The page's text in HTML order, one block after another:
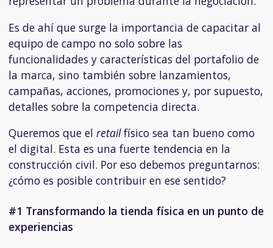
Es de ahí que surge la importancia de capacitar al
equipo de campo no solo sobre las
funcionalidades y características del portafolio de
la marca, sino también sobre lanzamientos,
campañas, acciones, promociones y, por supuesto,
detalles sobre la competencia directa.
Queremos que el retailfísico sea tan bueno como
el digital. Esta es una fuerte tendencia en la
construcción civil. Por eso debemos preguntarnos:
¿cómo es posible contribuir en ese sentido?
#1 Transformando la tienda física en un punto de
experiencias